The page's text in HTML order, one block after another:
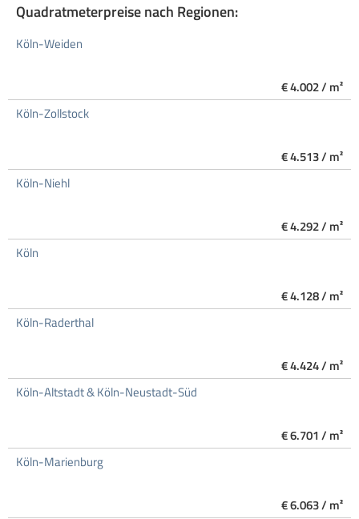
Quadratmeterpreise nach Regionen:
Köln-Weiden
€ 4.002 / m²
Köln-Zollstock
€ 4.513 / m²
Köln-Niehl
€ 4.292 / m²
Köln
€ 4.128 / m²
Köln-Raderthal
€ 4.424 / m²
Köln-Altstadt & Köln-Neustadt-Süd
€ 6.701 / m²
Köln-Marienburg
€ 6.063 / m²